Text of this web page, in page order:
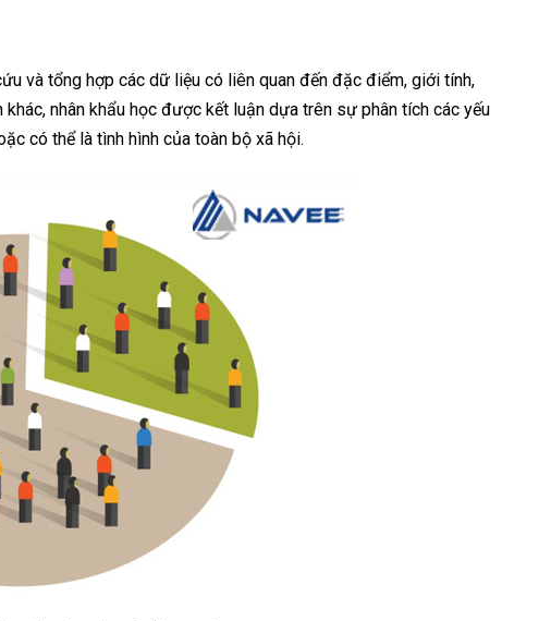
và tổng hợp các dữ liệu có liên quan đến đặc điểm, giới tính,
nhân khẩu học được kết luận dựa trên sự phân tích các yếu
có thể là tình hình của toàn bộ xã hội.